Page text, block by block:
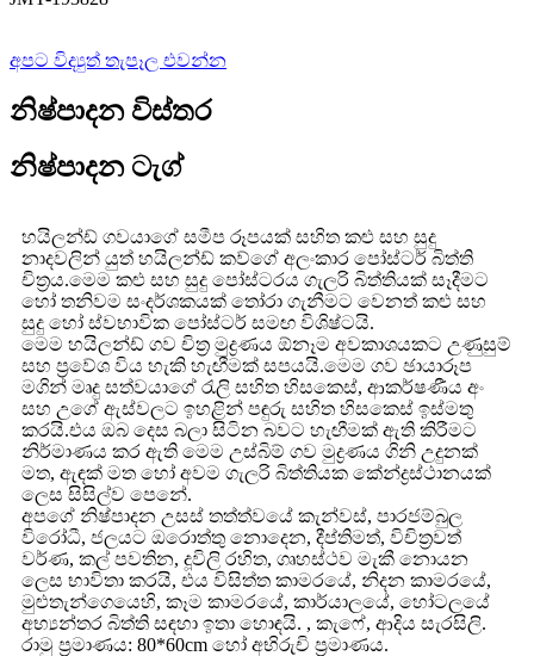
අපට විද්‍යුත් තැපෑල එවන්න
නිෂ්පාදන විස්තර
නිෂ්පාදන ටැග්
හයිලන්ඩ් ගවයාගේ සමීප රූපයක් සහිත කළු සහ සුදු
නාදවලින් යුත් හයිලන්ඩ් කව්ගේ අලංකාර පෝස්ටර් බිත්ති
චිත්‍රය.මෙම කළු සහ සුදු පෝස්ටරය ගැලරි බිත්තියක් සෑදීමට
හෝ තනිවම සංදර්ශකයක් තෝරා ගැනීමට වෙනත් කළු සහ
සුදු හෝ ස්වභාවික පෝස්ටර් සමඟ විශිෂ්ටයි.
මෙම හයිලන්ඩ් ගව චිත්‍ර මුද්‍රණය ඕනෑම අවකාශයකට උණුසුම්
සහ ප්‍රවේශ විය හැකි හැඟීමක් සපයයි.මෙම ගව ඡායාරූප
මගින් මෘදු සත්වයාගේ රැලි සහිත හිසකෙස්, ආකර්ෂණීය අං
සහ උගේ ඇස්වලට ඉහළින් පඳුරු සහිත හිසකෙස් ඉස්මතු
කරයි.එය ඔබ දෙස බලා සිටින බවට හැඟීමක් ඇති කිරීමට
නිර්මාණය කර ඇති මෙම උස්බිම් ගව මුද්‍රණය ගිනි උදුනක්
මත, ඇඳක් මත හෝ අවම ගැලරි බිත්තියක කේන්ද්‍රස්ථානයක්
ලෙස සිසිල්ව පෙනේ.
අපගේ නිෂ්පාදන උසස් තත්ත්වයේ කැන්වස්, පාරජම්බුල
විරෝධී, ජලයට ඔරොත්තු නොදෙන, දීප්තිමත්, විචිත්‍රවත්
වර්ණ, කල් පවතින, දූවිලි රහිත, ගෘහස්ථව මැකී නොයන
ලෙස භාවිතා කරයි, එය විසිත්ත කාමරයේ, නිදන කාමරයේ,
මුළුතැන්ගෙයෙහි, කෑම කාමරයේ, කාර්යාලයේ, හෝටලයේ
අභ්‍යන්තර බිත්ති සඳහා ඉතා හොඳයි. , කැෆේ, ආදිය සැරසිලි.
රාමු ප්‍රමාණය: 80*60cm හෝ අභිරුචි ප්‍රමාණය.